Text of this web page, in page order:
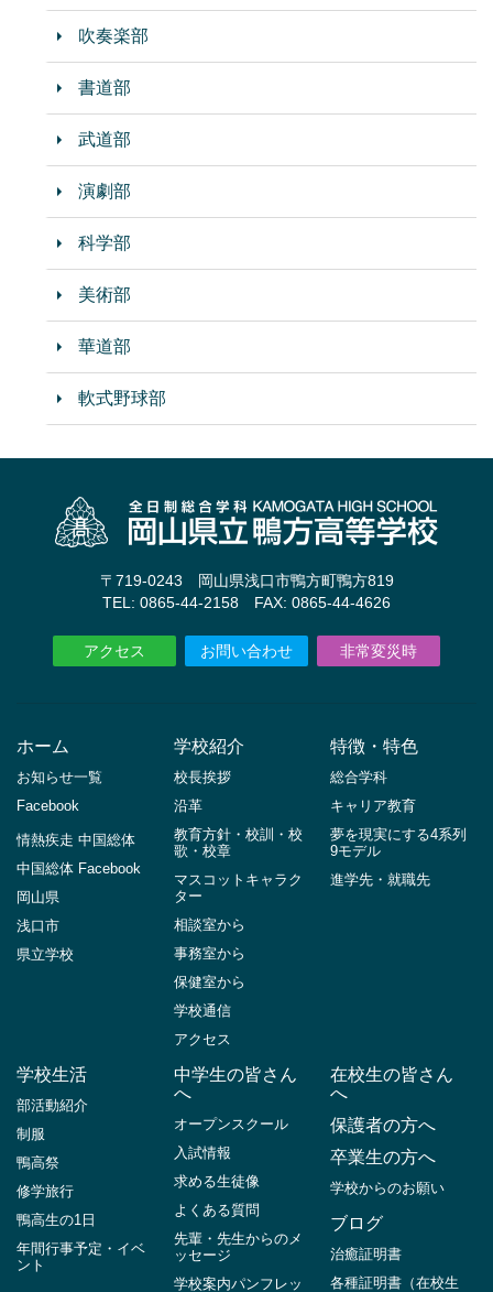
吹奏楽部
書道部
武道部
演劇部
科学部
美術部
華道部
軟式野球部
〒719-0243 岡山県浅口市鴨方町鴨方819
TEL: 0865-44-2158 FAX: 0865-44-4626
アクセス お問い合わせ 非常変災時
ホーム
お知らせ一覧
Facebook
情熱疾走 中国総体
中国総体 Facebook
岡山県
浅口市
県立学校
学校紹介
校長挨拶
沿革
教育方針・校訓・校
歌・校章
マスコットキャラク
ター
相談室から
事務室から
保健室から
学校通信
アクセス
特徴・特色
総合学科
キャリア教育
夢を現実にする4系列
9モデル
進学先・就職先
学校生活
部活動紹介
制服
鴨高祭
修学旅行
鴨高生の1日
年間行事予定・イベ
ント
中学生の皆さん
へ
オープンスクール
入試情報
求める生徒像
よくある質問
先輩・先生からのメ
ッセージ
学校案内パンフレッ
在校生の皆さん
へ
保護者の方へ
卒業生の方へ
学校からのお願い
ブログ
治癒証明書
各種証明書（在校生